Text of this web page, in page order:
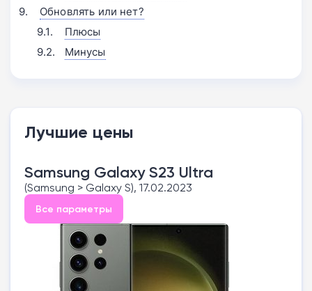
Обновлять или нет?
Плюсы
Минусы
Лучшие цены
Samsung Galaxy S23 Ultra
(Samsung > Galaxy S), 17.02.2023
Все параметры